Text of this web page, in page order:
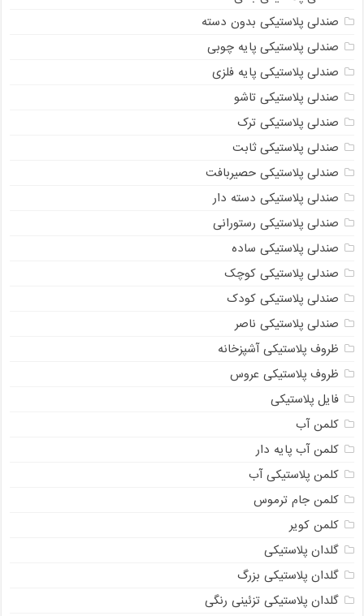
صندلی پلاستیکی بدون دسته
صندلی پلاستیکی پایه چوبی
صندلی پلاستیکی پایه فلزی
صندلی پلاستیکی تاشو
صندلی پلاستیکی ترک
صندلی پلاستیکی ثابت
صندلی پلاستیکی حصیربافت
صندلی پلاستیکی دسته دار
صندلی پلاستیکی رستورانی
صندلی پلاستیکی ساده
صندلی پلاستیکی کوچک
صندلی پلاستیکی کودک
صندلی پلاستیکی ناصر
ظروف پلاستیکی آشپزخانه
ظروف پلاستیکی عروس
فایل پلاستیکی
کلمن آب
کلمن آب پایه دار
کلمن پلاستیکی آب
کلمن جام ترموس
کلمن کویر
گلدان پلاستیکی
گلدان پلاستیکی بزرگ
گلدان پلاستیکی تزئینی رنگی